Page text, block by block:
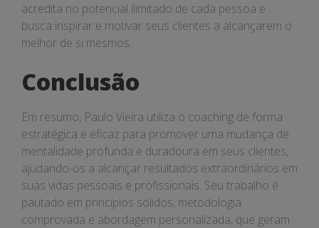
acredita no potencial ilimitado de cada pessoa e
busca inspirar e motivar seus clientes a alcançarem o
melhor de si mesmos.
Conclusão
Em resumo, Paulo Vieira utiliza o coaching de forma
estratégica e eficaz para promover uma mudança de
mentalidade profunda e duradoura em seus clientes,
ajudando-os a alcançar resultados extraordinários em
suas vidas pessoais e profissionais. Seu trabalho é
pautado em princípios sólidos, metodologia
comprovada e abordagem personalizada, que geram